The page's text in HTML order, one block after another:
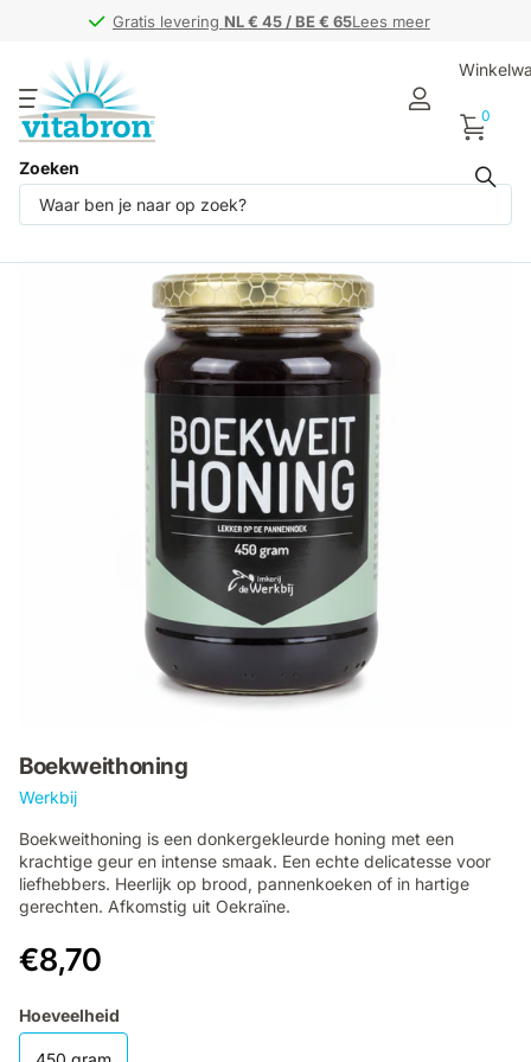
Gratis levering NL € 45 / BE € 65Lees meer
Gratis levering NL € 45 / BE € 65
Zoeken
0
Boekweithoning
Werkbij
Boekweithoning is een donkergekleurde honing met een
krachtige geur en intense smaak. Een echte delicatesse voor
liefhebbers. Heerlijk op brood, pannenkoeken of in hartige
gerechten. Afkomstig uit Oekraïne.
€8,70
Hoeveelheid